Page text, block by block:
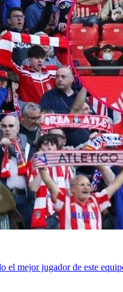
el mejor jugador de este